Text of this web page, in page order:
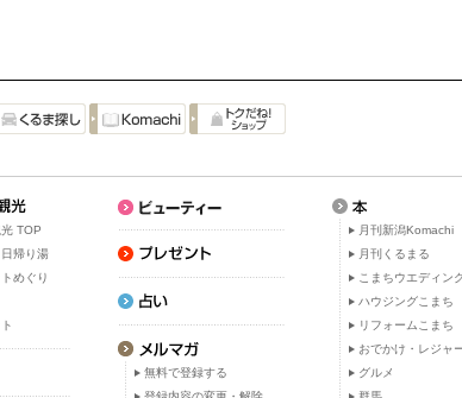
TOP
帰り湯
めぐり
無料で登録する
月刊新潟Komachi
月刊くるまる
こまちウエディン
ハウジングこまち
リフォームこまち
おでかけ・レジャ
グルメ